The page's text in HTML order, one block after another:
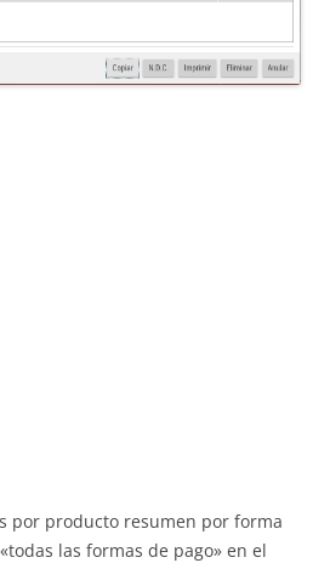
por producto resumen por forma
las formas de pago» en el